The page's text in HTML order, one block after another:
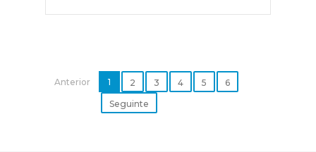
durante os próximos três meses,
Anterior 1 2 3 4 5
6
Seguinte